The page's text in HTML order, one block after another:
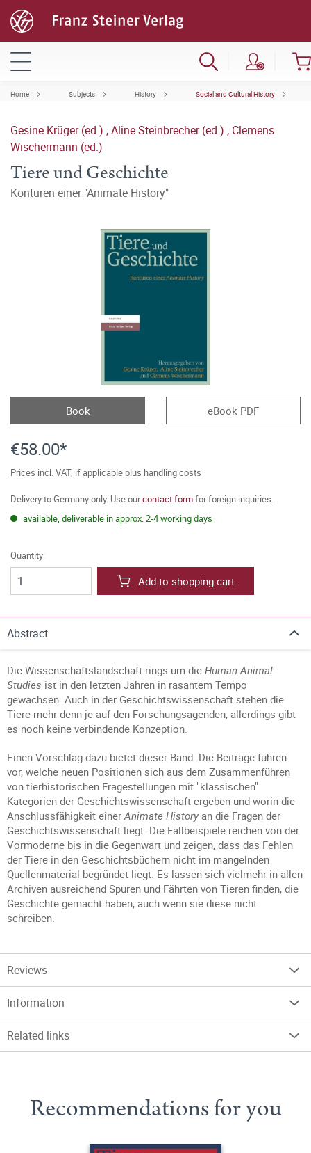
Home Subjects History Social and Cultural History
Gesine Krüger (ed.) ,Aline Steinbrecher (ed.) , Clemens
Wischermann (ed.)
Tiere und Geschichte
Konturen einer "Animate History"
Book eBook PDF
€58.00*
Prices incl. VAT, if applicable plus handling costs
Delivery to Germany only. Use ourcontact formfor foreign inquiries.
available, deliverable in approx. 2-4 working days
Quantity:
Add to shopping cart
Abstract
Die Wissenschaftslandschaft rings um die Human-Animal-
Studies ist in den letzten Jahren in rasantem Tempo
gewachsen. Auch in der Geschichtswissenschaft stehen die
Tiere mehr denn je auf den Forschungsagenden, allerdings gibt
es noch keine verbindende Konzeption.
Einen Vorschlag dazu bietet dieser Band. Die Beiträge führen
vor, welche neuen Positionen sich aus dem Zusammenführen
von tierhistorischen Fragestellungen mit "klassischen"
Kategorien der Geschichtswissenschaft ergeben und worin die
Anschlussfähigkeit einerAnimate History an die Fragen der
Geschichtswissenschaft liegt. Die Fallbeispiele reichen von der
Vormoderne bis in die Gegenwart und zeigen, dass das Fehlen
der Tiere in den Geschichtsbüchern nicht im mangelnden
Quellenmaterial begründet liegt. Es lassen sich vielmehr in allen
Archiven ausreichend Spuren und Fährten von Tieren finden, die
Geschichte gemacht haben, auch wenn sie diese nicht
schreiben.
Reviews
Information
Related links
Recommendations for you